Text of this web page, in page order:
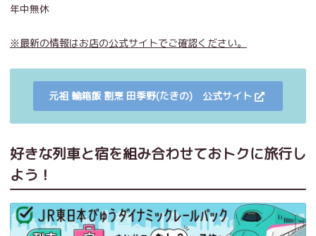
年中無休
※最新の情報はお店の公式サイトでご確認ください。
元祖 輪箱飯 割烹 田季野(たきの) 公式サイト
好きな列車と宿を組み合わせておトクに旅行し
よう！